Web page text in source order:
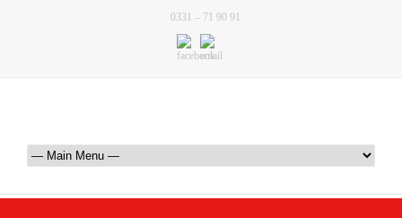
0331 – 71 90 91